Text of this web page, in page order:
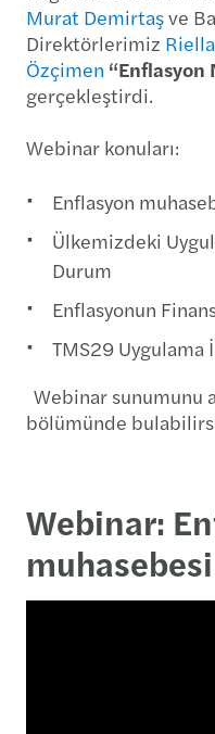
Murat Demirtaşve
Direktörlerimiz
Özçimen “Enflasyon
gerçekleştirdi.
Webinar konuları:
Enflasyon
Ülkemizdeki
Durum
Enflasyonun
TMS29
Webinar sunumunu
bölümünde
Webinar:
muhasebesi